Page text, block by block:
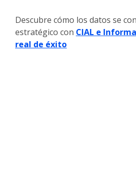
Descubre cómo los datos se
estratégico con CIAL e
real de éxito